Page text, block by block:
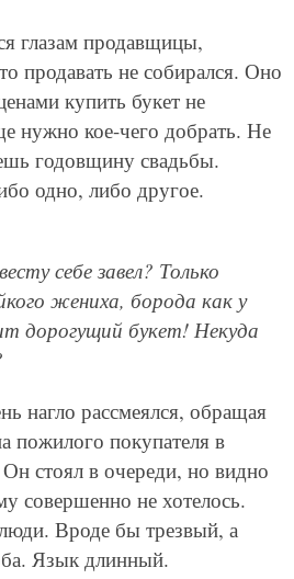
глазам продавщицы,
продавать не собирался. Оно
купить букет не
нужно кое-чего добрать. Не
годовщину свадьбы.
одно, либо другое.
себе завел? Только
жениха, борода как у
дорогущий букет! Некуда
нагло рассмеялся, обращая
пожилого покупателя в
стоял в очереди, но видно
совершенно не хотелось.
Вроде бы трезвый, а
Язык длинный.